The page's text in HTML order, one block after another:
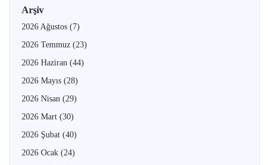
Arşiv
2026 Ağustos (7)
2026 Temmuz (23)
2026 Haziran (44)
2026 Mayıs (28)
2026 Nisan (29)
2026 Mart (30)
2026 Şubat (40)
2026 Ocak (24)